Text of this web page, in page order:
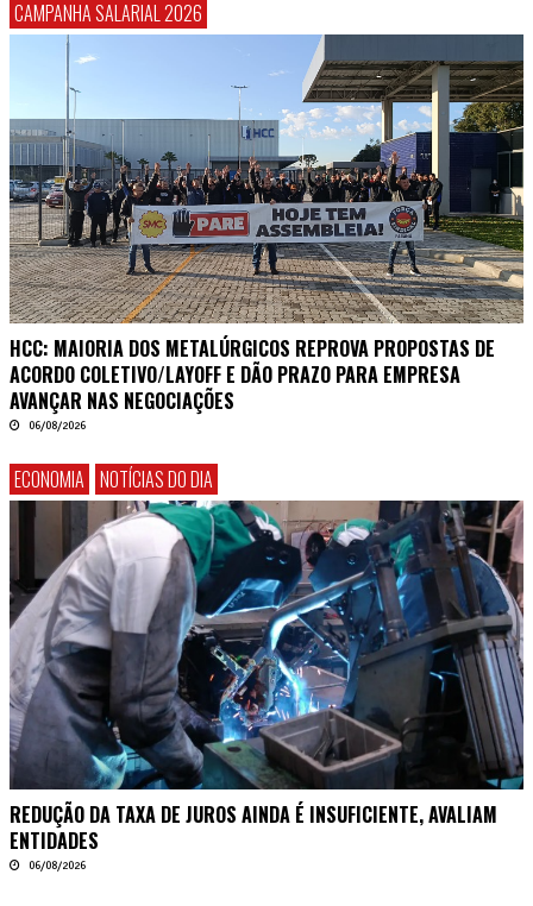
CAMPANHA SALARIAL 2026
HCC: MAIORIA DOS METALÚRGICOS REPROVA PROPOSTAS DE
ACORDO COLETIVO/LAYOFF E DÃO PRAZO PARA EMPRESA
AVANÇAR NAS NEGOCIAÇÕES
06/08/2026
ECONOMIA NOTÍCIAS DO DIA
REDUÇÃO DA TAXA DE JUROS AINDA É INSUFICIENTE, AVALIAM
ENTIDADES
06/08/2026